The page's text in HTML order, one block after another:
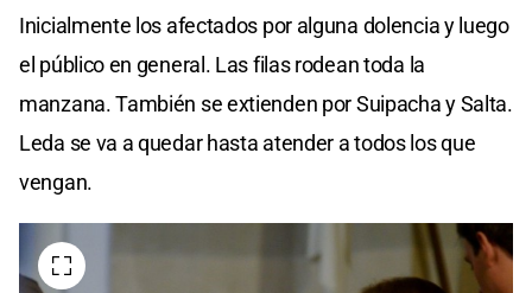
Inicialmente los afectados por alguna dolencia y luego
el público en general. Las filas rodean toda la
manzana. También se extienden por Suipacha y Salta.
Leda se va a quedar hasta atender a todos los que
vengan.